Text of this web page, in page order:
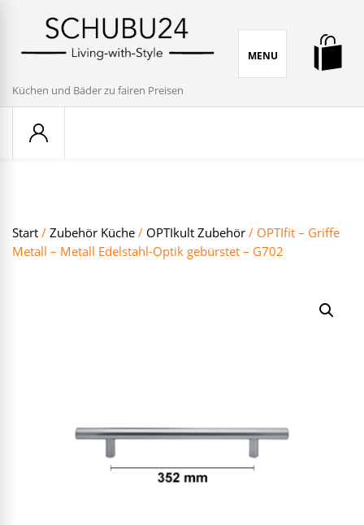
Küchen und Bäder zu fairen Preisen
MENU
Start / Zubehör Küche / OPTIkult Zubehör / OPTIfit – Griffe
Metall – Metall Edelstahl-Optik gebürstet – G702